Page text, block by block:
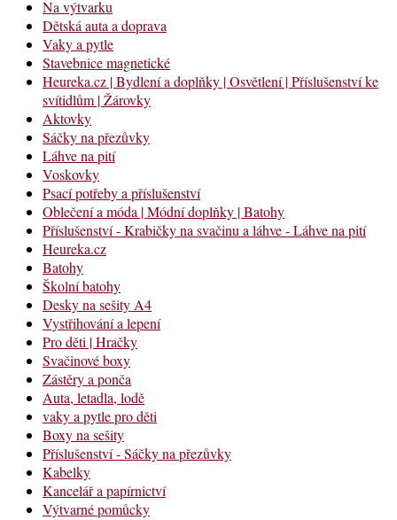
Na výtvarku
Dětská auta a doprava
Vaky a pytle
Stavebnice magnetické
Heureka.cz | Bydlení a doplňky | Osvětlení | Příslušenství ke
svítidlům | Žárovky
Aktovky
Sáčky na přezůvky
Láhve na pití
Voskovky
Psací potřeby a příslušenství
Oblečení a móda | Módní doplňky | Batohy
Příslušenství - Krabičky na svačinu a láhve - Láhve na pití
Heureka.cz
Batohy
Školní batohy
Desky na sešity A4
Vystřihování a lepení
Pro děti | Hračky
Svačinové boxy
Zástěry a ponča
Auta, letadla, lodě
vaky a pytle pro děti
Boxy na sešity
Příslušenství - Sáčky na přezůvky
Kabelky
Kancelář a papírnictví
Výtvarné pomůcky